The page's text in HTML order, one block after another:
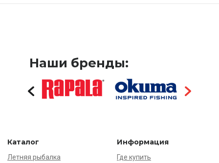
Наши бренды:
Каталог
Летняя рыбалка
Информация
Где купить